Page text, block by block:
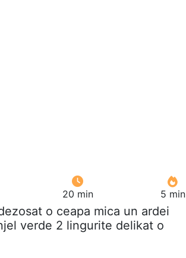
20 min 5 min
o ceapa mica un ardei
verde 2 lingurite delikat o